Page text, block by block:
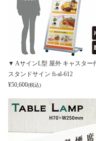
▼ AサインL型 屋外 キャスター
スタンドサイン fi-al-612
¥50,600(税込)